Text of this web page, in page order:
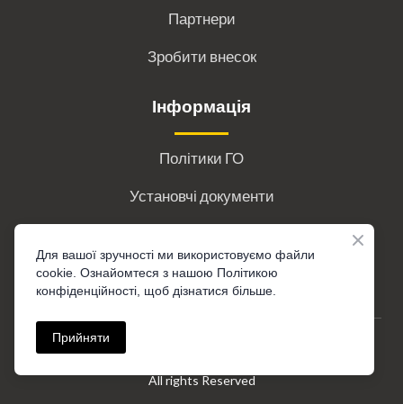
Партнери
Зробити внесок
Інформація
Політики ГО
Установчі документи
Партнерство
© Created by ГО "Українське Об'єднання Акушерок"
All rights Reserved
Для вашої зручності ми використовуємо файли
cookie. Ознайомтеся з нашою Політикою
конфіденційності, щоб дізнатися більше.
Прийняти